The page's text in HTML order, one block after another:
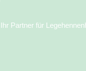
Partner für